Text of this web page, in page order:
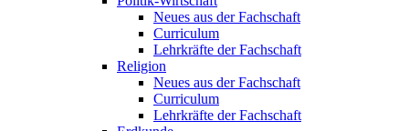
Neues aus der Fachschaft
Curriculum
Lehrkräfte der Fachschaft
Religion
Neues aus der Fachschaft
Curriculum
Lehrkräfte der Fachschaft